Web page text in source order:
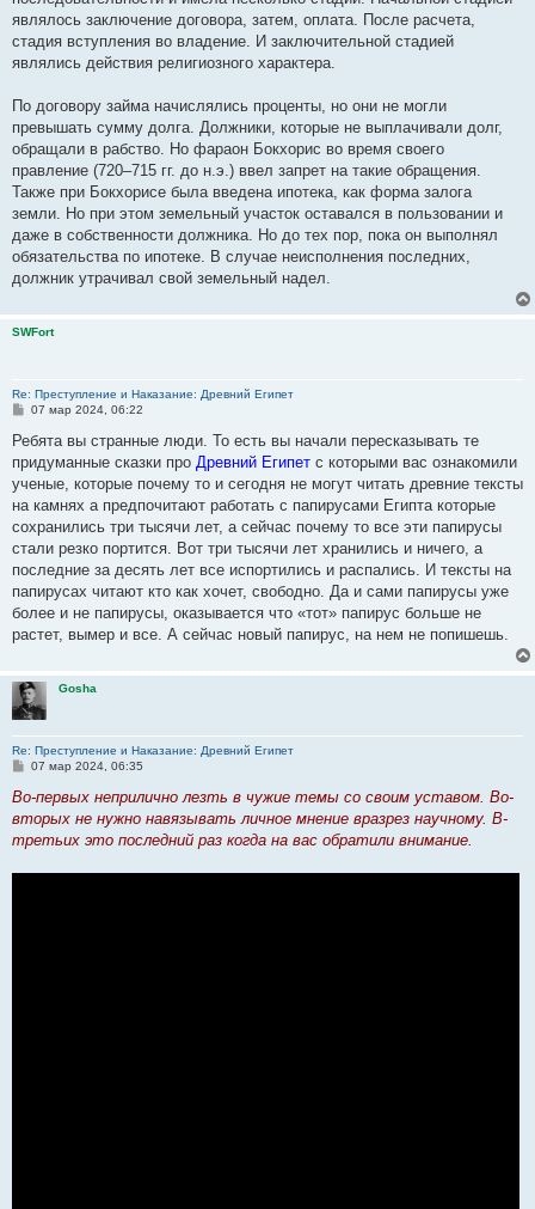
являлось заключение договора, затем, оплата. После расчета,
стадия вступления во владение. И заключительной стадией
являлись действия религиозного характера.
По договору займа начислялись проценты, но они не могли
превышать сумму долга. Должники, которые не выплачивали долг,
обращали в рабство. Но фараон Бокхорис во время своего
правление (720–715 гг. до н.э.) ввел запрет на такие обращения.
Также при Бокхорисе была введена ипотека, как форма залога
земли. Но при этом земельный участок оставался в пользовании и
даже в собственности должника. Но до тех пор, пока он выполнял
обязательства по ипотеке. В случае неисполнения последних,
должник утрачивал свой земельный надел.
SWFort
Re: Преступление и Наказание: Древний Египет
С
о
щ
е
и
е
07 мар 2024, 06:22
Ребята вы странные люди. То есть вы начали пересказывать те
придуманные сказки про Древний Египет с которыми вас ознакомили
ученые, которые почему то и сегодня не могут читать древние тексты
на камнях а предпочитают работать с папирусами Египта которые
сохранились три тысячи лет, а сейчас почему то все эти папирусы
стали резко портится. Вот три тысячи лет хранились и ничего, а
последние за десять лет все испортились и распались. И тексты на
папирусах читают кто как хочет, свободно. Да и сами папирусы уже
более и не папирусы, оказывается что «тот» папирус больше не
растет, вымер и все. А сейчас новый папирус, на нем не попишешь.
Gosha
Re: Преступление и Наказание: Древний Египет
С
о
щ
е
н
07 мар 2024, 06:35
Во-первых неприлично лезть в чужие темы со своим уставом. Во-
вторых не нужно навязывать личное мнение вразрез научному. В-
третьих это последний раз когда на вас обратили внимание.